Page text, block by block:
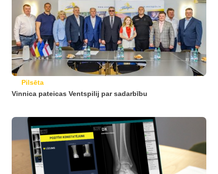
Pilsēta
Vinnica pateicas Ventspilij par sadarbību